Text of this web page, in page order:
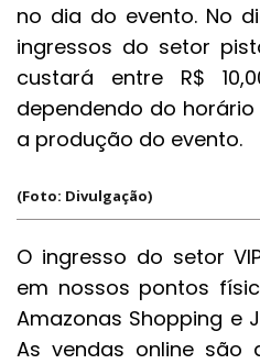
no dia do evento. No
ingressos do setor
custará entre R$
dependendo do
a produção do evento.
(Foto: Divulgação)
O ingresso do setor
em nossos pontos
Amazonas Shopping e
As vendas online são